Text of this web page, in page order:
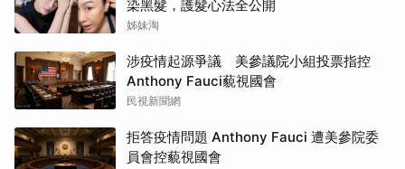
染黑髮，護髮心法全公開
姊妹淘
涉疫情起源爭議 美參議院小組投票指控
Anthony Fauci藐視國會
民視新聞網
拒答疫情問題 Anthony Fauci 遭美參院委
員會控藐視國會